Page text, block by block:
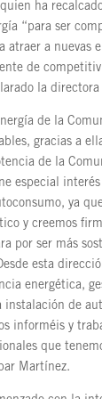
ha
“para ser
atraer a nuevas
de
la directora
de la
gracias a
de la
especial
ya
y creemos
por ser más
esta
energética,
instalación de
informéis y
que
Martínez.